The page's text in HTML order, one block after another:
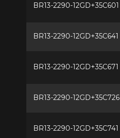
BR13-2290-12GD+35C601
BR13-2290-12GD+35C641
BR13-2290-12GD+35C671
BR13-2290-12GD+35C726
BR13-2290-12GD+35C741